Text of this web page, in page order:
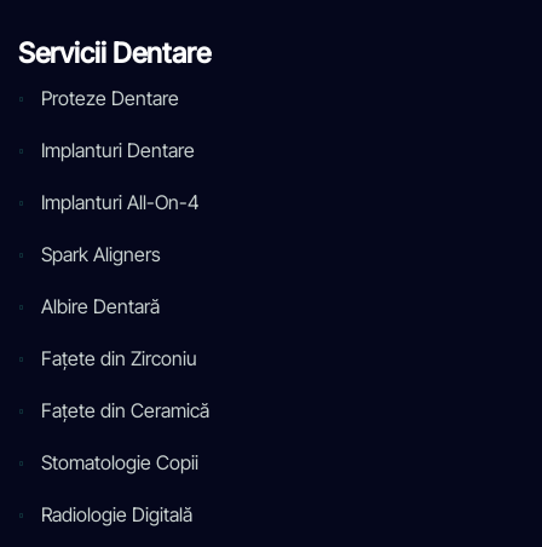
Servicii Dentare
Proteze Dentare
Implanturi Dentare
Implanturi All-On-4
Spark Aligners
Albire Dentară
Fațete din Zirconiu
Fațete din Ceramică
Stomatologie Copii
Radiologie Digitală